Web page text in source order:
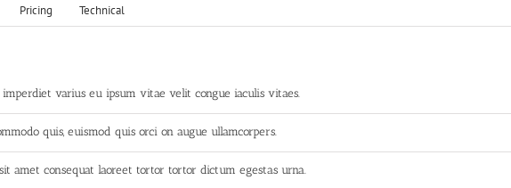
Pricing Technical
varius eu ipsum vitae velit congue iaculis vitaes.
quis, euismod quis orci on augue ullamcorpers.
amet consequat laoreet tortor tortor dictum egestas urna.